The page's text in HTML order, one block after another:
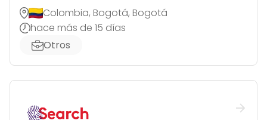
Colombia, Bogotá, Bogotá
hace más de 15 días
Otros